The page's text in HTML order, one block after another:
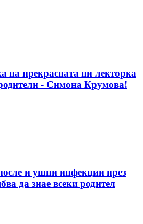
на прекрасната ни лекторка
- Симона Крумова!
и ушни инфекции през
да знае всеки родител